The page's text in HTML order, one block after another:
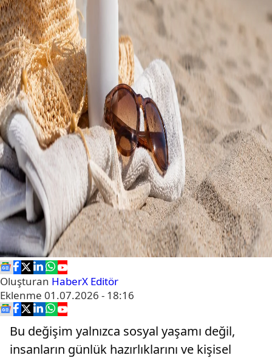
Oluşturan HaberX Editör
Eklenme 01.07.2026 - 18:16
Bu değişim yalnızca sosyal yaşamı değil,
insanların günlük hazırlıklarını ve kişisel